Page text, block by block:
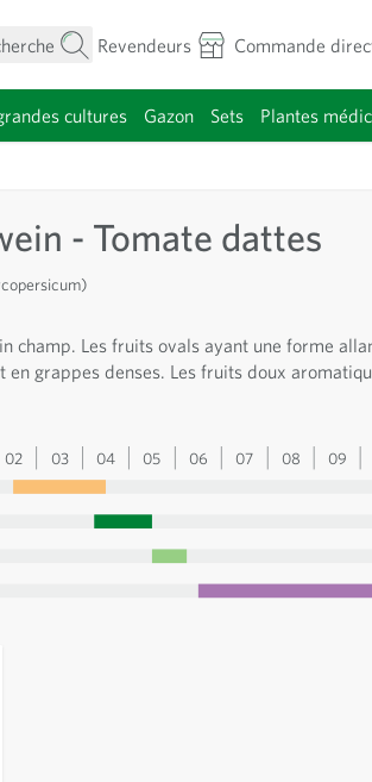
Revendeurs Commande
cultures Gazon Sets Plantes
- Tomate dattes
champ. Les fruits ovals ayant une forme
en grappes denses. Les fruits doux
02 03 04 05 06 07 08 09